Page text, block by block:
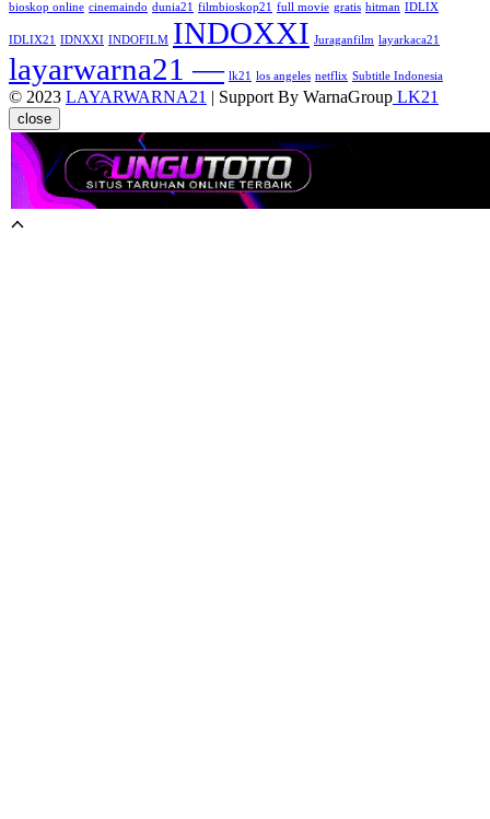
bioskop online cinemaindo dunia21 filmbioskop21 full movie gratis hitman IDLIX
IDLIX21 IDNXXI INDOFILM INDOXXI Juraganfilm layarkaca21
layarwarna21 — lk21 los angeles netflix Subtitle Indonesia
© 2023 LAYARWARNA21 | Support By WarnaGroup LK21
close